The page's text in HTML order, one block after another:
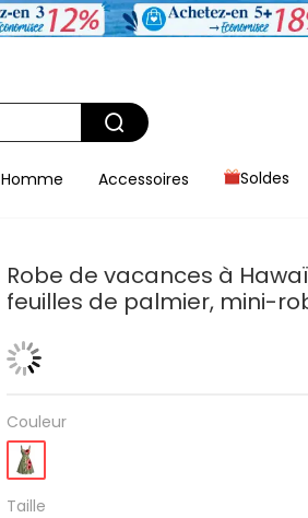
Homme Accessoires Soldes
Robe de vacances à
feuilles de palmier, mini-
Couleur
Taille